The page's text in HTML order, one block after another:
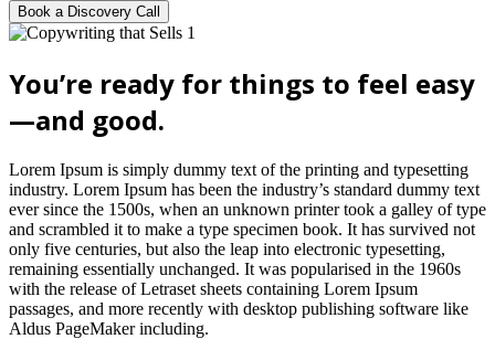
Book a Discovery Call
You’re ready for things to feel easy
—and good.
Lorem Ipsum is simply dummy text of the printing and typesetting
industry. Lorem Ipsum has been the industry’s standard dummy text
ever since the 1500s, when an unknown printer took a galley of type
and scrambled it to make a type specimen book. It has survived not
only five centuries, but also the leap into electronic typesetting,
remaining essentially unchanged. It was popularised in the 1960s
with the release of Letraset sheets containing Lorem Ipsum
passages, and more recently with desktop publishing software like
Aldus PageMaker including.